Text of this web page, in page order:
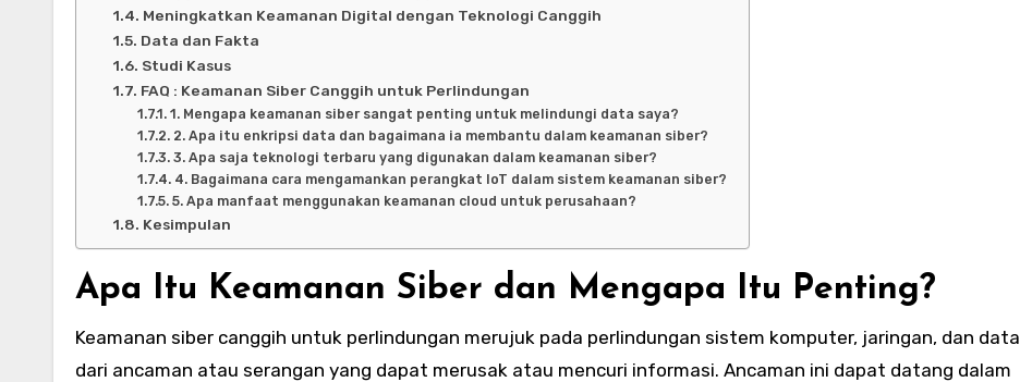
Meningkatkan Keamanan Digital dengan Teknologi Canggih
Data dan Fakta
Studi Kasus
FAQ : Keamanan Siber Canggih untuk Perlindungan
1. Mengapa keamanan siber sangat penting untuk melindungi data saya?
2. Apa itu enkripsi data dan bagaimana ia membantu dalam keamanan siber?
3. Apa saja teknologi terbaru yang digunakan dalam keamanan siber?
4. Bagaimana cara mengamankan perangkat IoT dalam sistem keamanan siber?
5. Apa manfaat menggunakan keamanan cloud untuk perusahaan?
Kesimpulan
Apa Itu Keamanan Siber dan Mengapa Itu Penting?
Keamanan siber canggih untuk perlindungan merujuk pada perlindungan sistem komputer, jaringan, dan data
dari ancaman atau serangan yang dapat merusak atau mencuri informasi. Ancaman ini dapat datang dalam